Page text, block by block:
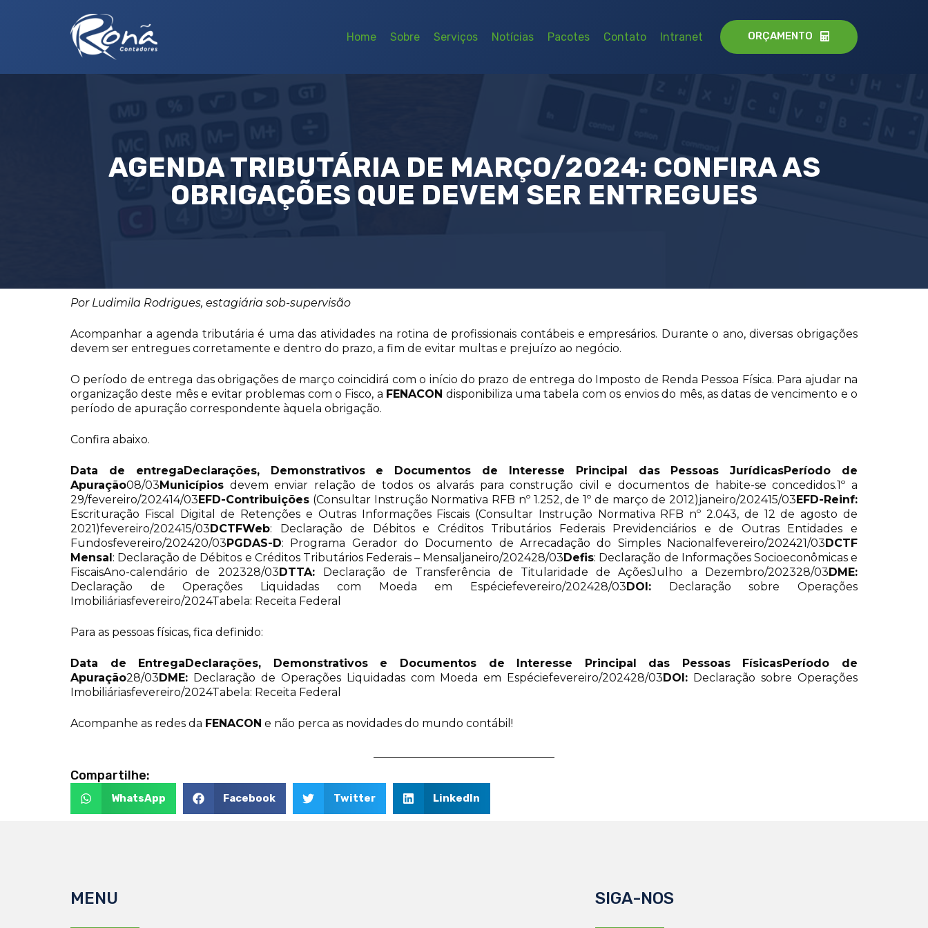
Home Sobre Serviços Notícias Pacotes Contato Intranet ORÇAMENTO
AGENDA TRIBUTÁRIA DE MARÇO/2024: CONFIRA AS
OBRIGAÇÕES QUE DEVEM SER ENTREGUES
Por Ludimila Rodrigues, estagiária sob-supervisão
Acompanhar a agenda tributária é uma das atividades na rotina de profissionais contábeis e empresários. Durante o ano, diversas obrigações
devem ser entregues corretamente e dentro do prazo, a fim de evitar multas e prejuízo ao negócio.
O período de entrega das obrigações de março coincidirá com o início do prazo de entrega do Imposto de Renda Pessoa Física. Para ajudar na
organização deste mês e evitar problemas com o Fisco, a FENACON disponibiliza uma tabela com os envios do mês, as datas de vencimento e o
período de apuração correspondente àquela obrigação.
Confira abaixo.
Data de entrega Declarações, Demonstrativos e Documentos de Interesse Principal das Pessoas JurídicasPeríodo de
Apuração08/03 Municípios devem enviar relação de todos os alvarás para construção civil e documentos de habite-se concedidos.1º a
29/fevereiro/202414/03 EFD-Contribuições (Consultar Instrução Normativa RFB nº 1.252, de 1º de março de 2012)janeiro/202415/03 EFD-Reinf:
Escrituração Fiscal Digital de Retenções e Outras Informações Fiscais (Consultar Instrução Normativa RFB nº 2.043, de 12 de agosto de
2021)fevereiro/202415/03 DCTFWeb: Declaração de Débitos e Créditos Tributários Federais Previdenciários e de Outras Entidades e
Fundosfevereiro/202420/03 PGDAS-D: Programa Gerador do Documento de Arrecadação do Simples Nacionalfevereiro/202421/03 DCTF
Mensal : Declaração de Débitos e Créditos Tributários Federais – Mensaljaneiro/202428/03 Defis: Declaração de Informações Socioeconômicas e
FiscaisAno-calendário de 202328/03 DTTA: Declaração de Transferência de Titularidade de AçõesJulho a Dezembro/202328/03 DME:
Declaração de Operações Liquidadas com Moeda em Espéciefevereiro/202428/03 DOI:Declaração sobre Operações
Imobiliáriasfevereiro/2024Tabela: Receita Federal
Para as pessoas físicas, fica definido:
Data de Entrega Declarações, Demonstrativos e Documentos de Interesse Principal das Pessoas FísicasPeríodo de
Apuração28/03 DME: Declaração de Operações Liquidadas com Moeda em Espéciefevereiro/202428/03 DOI: Declaração sobre Operações
Imobiliáriasfevereiro/2024Tabela: Receita Federal
Acompanhe as redes da FENACON e não perca as novidades do mundo contábil!
Compartilhe:
WhatsApp Facebook Twitter LinkedIn
MENU SIGA-NOS